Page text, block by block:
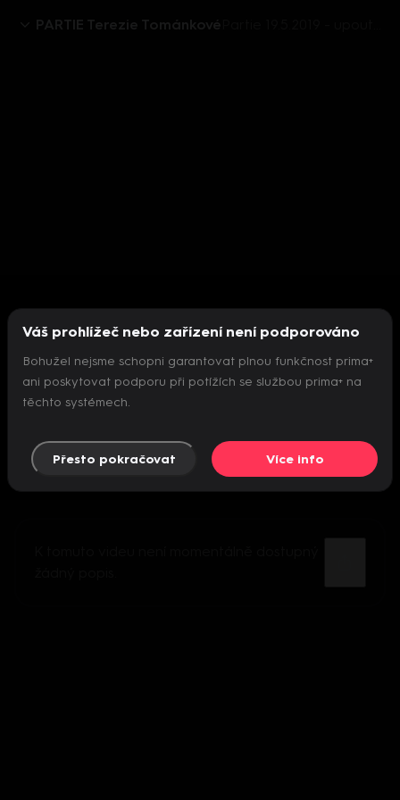
PARTIE Terezie Tománkové
Nepodařilo se inicializovat přehrávač
Váš prohlížeč nebo zařízení není podporováno
Bohužel nejsme schopni garantovat plnou funkčnost prima+
ani poskytovat podporu při potížích se službou prima+ na
těchto systémech.
Přesto pokračovat Více info